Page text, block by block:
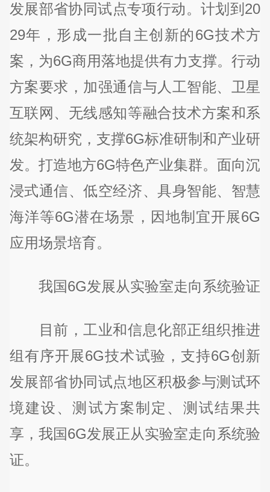
发展部省协同试点专项行动。计划到20
29年，形成一批自主创新的6G技术方
案，为6G商用落地提供有力支撑。行动
方案要求，加强通信与人工智能、卫星
互联网、无线感知等融合技术方案和系
统架构研究，支撑6G标准研制和产业研
发。打造地方6G特色产业集群。面向沉
浸式通信、低空经济、具身智能、智慧
海洋等6G潜在场景，因地制宜开展6G
应用场景培育。
我国6G发展从实验室走向系统验证
目前，工业和信息化部正组织推进
组有序开展6G技术试验，支持6G创新
发展部省协同试点地区积极参与测试环
境建设、测试方案制定、测试结果共
享，我国6G发展正从实验室走向系统验
证。